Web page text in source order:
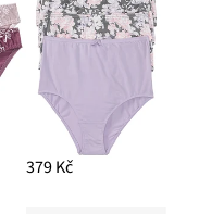
379 Kč